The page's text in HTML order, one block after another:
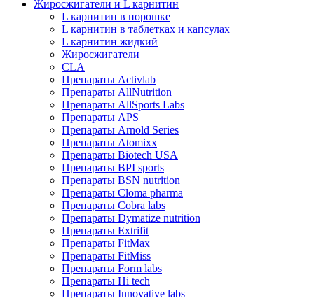
Жиросжигатели и L карнитин
L карнитин в порошке
L карнитин в таблетках и капсулах
L карнитин жидкий
Жиросжигатели
CLA
Препараты Activlab
Препараты AllNutrition
Препараты AllSports Labs
Препараты APS
Препараты Arnold Series
Препараты Atomixx
Препараты Biotech USA
Препараты BPI sports
Препараты BSN nutrition
Препараты Cloma pharma
Препараты Cobra labs
Препараты Dymatize nutrition
Препараты Extrifit
Препараты FitMax
Препараты FitMiss
Препараты Form labs
Препараты Hi tech
Препараты Innovative labs